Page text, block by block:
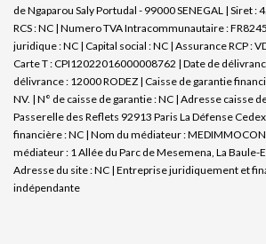
de Ngaparou Saly Portudal - 99000 SENEGAL | Siret
RCS : NC | Numero TVA Intracommunautaire :
juridique : NC | Capital social : NC | Assurance RCP :
Carte T : CPI12022016000008762 | Date de
délivrance : 12000 RODEZ | Caisse de garantie
NV. | N° de caisse de garantie : NC | Adresse caisse
Passerelle des Reflets 92913 Paris La Défense
financière : NC | Nom du médiateur :
médiateur : 1 Allée du Parc de Mesemena, La Baule-
Adresse du site : NC | Entreprise juridiquement et
indépendante